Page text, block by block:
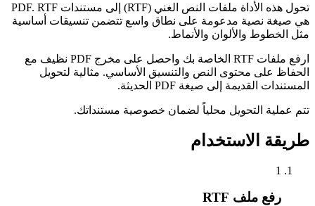
تحول هذه الأداة ملفات النص الغني (RTF) إلى مستندات PDF. RTF
هي صيغة نصية مدعومة على نطاق واسع تتضمن تنسيقات أساسية
مثل الخطوط والألوان والأنماط.
ارفع ملفات RTF الخاصة بك واحصل على مخرج PDF نظيف مع
الحفاظ على محتوى النص والتنسيق الأساسي. مثالية لتحويل
المستندات القديمة إلى صيغة PDF الحديثة.
تتم عملية التحويل محلياً لضمان خصوصية مستنداتك.
طريقة الاستخدام
1
رفع ملف RTF